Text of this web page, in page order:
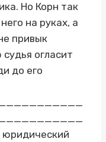
Но Корн так
на руках, а
привык
огласит
до его